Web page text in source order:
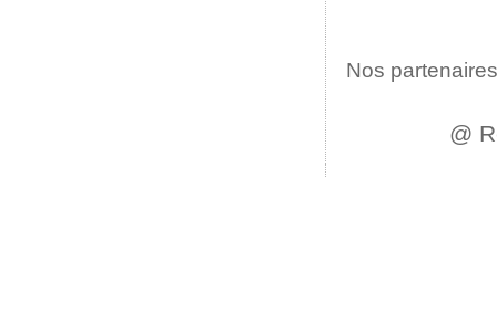
Nos
@